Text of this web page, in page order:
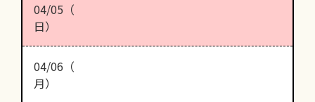
04/05（
日）
04/06（
月）